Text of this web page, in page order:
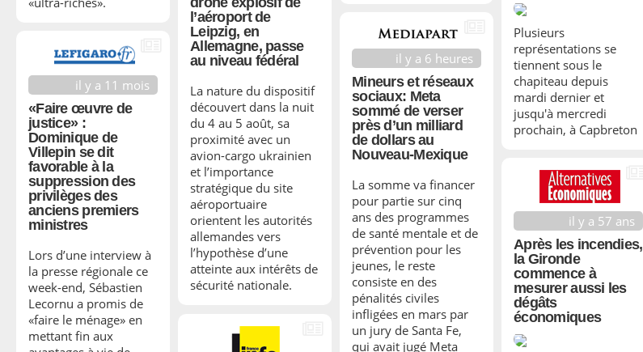
Plusieurs
représentations se
tiennent sous le
chapiteau depuis
mardi dernier et
jusqu'à mercredi
prochain, à Capbreton
l’aéroport de
Leipzig, en
Allemagne, passe
au niveau fédéral
La nature du dispositif
découvert dans la nuit
du 4 au 5 août, sa
proximité avec un
avion-cargo ukrainien
et l’importance
stratégique du site
aéroportuaire
orientent les autorités
allemandes vers
l’hypothèse d’une
atteinte aux intérêts de
sécurité nationale.
il y a 6 heures
Mineurs et réseaux
sociaux: Meta
sommé de verser
près d’un milliard
de dollars au
Nouveau-Mexique
La somme va financer
pour partie sur cinq
ans des programmes
de santé mentale et de
prévention pour les
jeunes, le reste
consiste en des
pénalités civiles
infligées en mars par
un jury de Santa Fe,
qui avait jugé Meta
il y a 11 mois
«Faire œuvre de
justice» :
Dominique de
Villepin se dit
favorable à la
suppression des
privilèges des
anciens premiers
ministres
Lors d’une interview à
la presse régionale ce
week-end, Sébastien
Lecornu a promis de
«faire le ménage» en
mettant fin aux
il y a 57 ans
Après les incendies,
la Gironde
commence à
mesurer aussi les
dégâts
économiques